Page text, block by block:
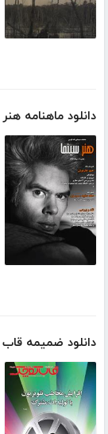
دانلود ماهنامه
دانلود ضمیمه قاب